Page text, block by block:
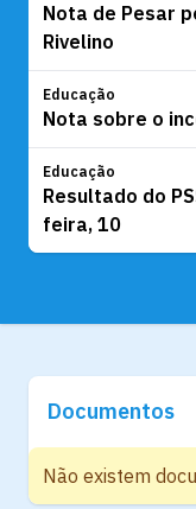
Nota de Pesar
Rivelino
Educação
Nota sobre o
Educação
Resultado do
feira, 10
Documentos
Não existem